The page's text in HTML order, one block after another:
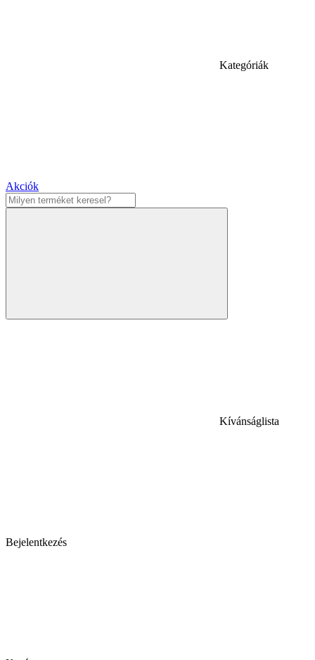
Kategóriák
Akciók
Kívánságlista
Bejelentkezés